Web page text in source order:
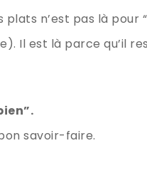
plats n’est pas là
Il est là parce qu’il
savoir-faire.